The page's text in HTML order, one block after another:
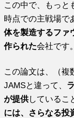
この中で、もっと
時点での主戦場で
体を製造するファ
作られた会社です。
この論文は、（複
JAMSと違って、
が提供しているこ
には、さらなる投